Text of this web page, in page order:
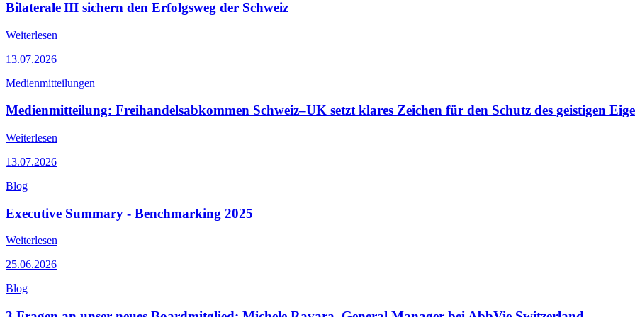
Bilaterale III sichern den Erfolgsweg der Schweiz
Weiterlesen
13.07.2026
Medienmitteilungen
Medienmitteilung: Freihandelsabkommen Schweiz–UK setzt klares Zeichen für den Schutz des geistigen
Weiterlesen
13.07.2026
Blog
Executive Summary - Benchmarking 2025
Weiterlesen
25.06.2026
Blog